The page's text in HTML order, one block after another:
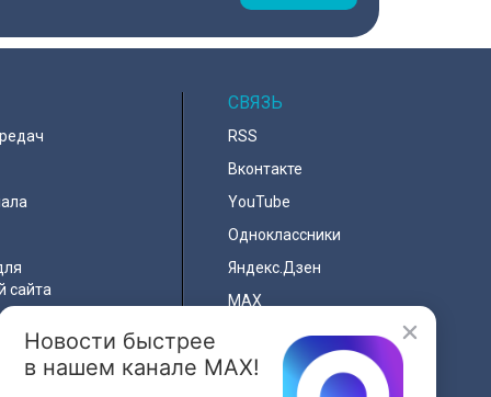
Новости быстрее
в нашем канале MAX!
сайта
СВЯЗЬ
RSS
Вконтакте
YouTube
Одноклассники
Яндекс.Дзен
MAX